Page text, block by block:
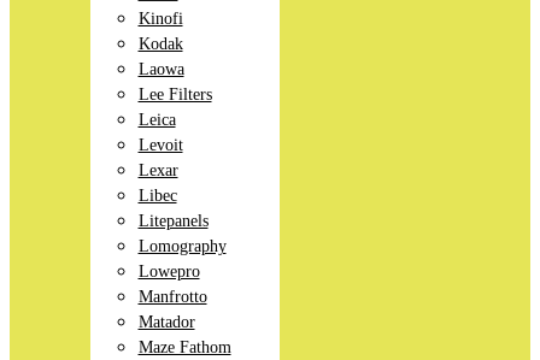
Kinofi
Kodak
Laowa
Lee Filters
Leica
Levoit
Lexar
Libec
Litepanels
Lomography
Lowepro
Manfrotto
Matador
Maze Fathom